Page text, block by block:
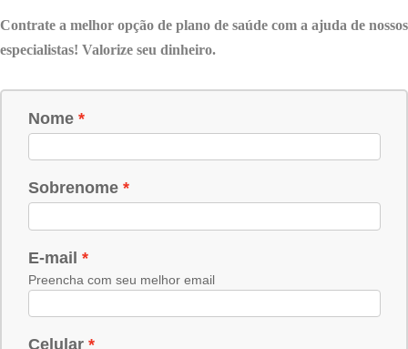
Contrate a melhor opção de plano de saúde com a ajuda de nossos
especialistas! Valorize seu dinheiro.